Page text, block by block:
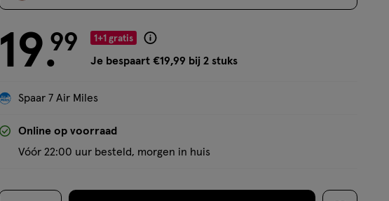
€ 19.99
19.99 1+1 gratis
Product
badge
Je bespaart €19,99 bij 2 stuks
Spaar 7 Air Miles
Online op voorraad
Vóór 22:00 uur besteld, morgen in huis